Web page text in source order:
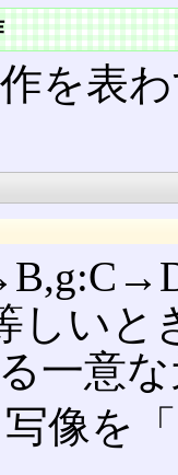
を表
しいと
一意
像を